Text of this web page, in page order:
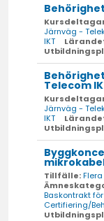
Järnväg -
IKT
Telecom
Järnväg -
IKT
Tillfälle:
Baskontrakt
Certifiering/